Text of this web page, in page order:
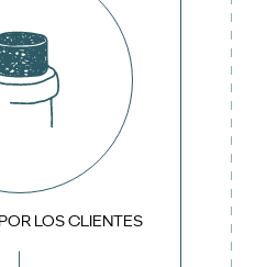
LOS CLIENTES